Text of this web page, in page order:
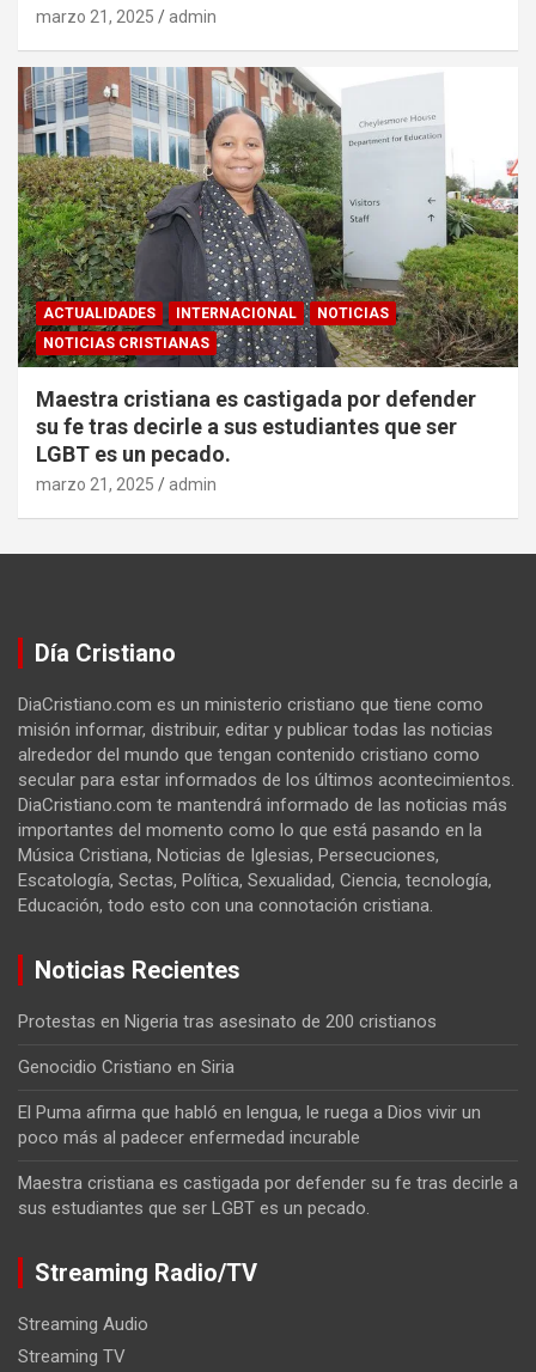
marzo 21, 2025 admin
ACTUALIDADES INTERNACIONAL
NOTICIAS
NOTICIAS CRISTIANAS
Maestra cristiana es castigada por defender
su fe tras decirle a sus estudiantes que ser
LGBT es un pecado.
marzo 21, 2025 admin
Día Cristiano
DiaCristiano.com es un ministerio cristiano que tiene como
misión informar, distribuir, editar y publicar todas las noticias
alrededor del mundo que tengan contenido cristiano como
secular para estar informados de los últimos acontecimientos.
DiaCristiano.com te mantendrá informado de las noticias más
importantes del momento como lo que está pasando en la
Música Cristiana, Noticias de Iglesias, Persecuciones,
Escatología, Sectas, Política, Sexualidad, Ciencia, tecnología,
Educación, todo esto con una connotación cristiana.
Noticias Recientes
Protestas en Nigeria tras asesinato de 200 cristianos
Genocidio Cristiano en Siria
El Puma afirma que habló en lengua, le ruega a Dios vivir un
poco más al padecer enfermedad incurable
Maestra cristiana es castigada por defender su fe tras decirle a
sus estudiantes que ser LGBT es un pecado.
Streaming Radio/TV
Streaming Audio
Streaming TV